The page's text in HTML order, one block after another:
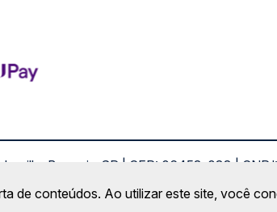
Barueri - SP | CEP: 06453-038 |
2026 © QueroPassagem.com.br
de conteúdos. Ao utilizar este site, você